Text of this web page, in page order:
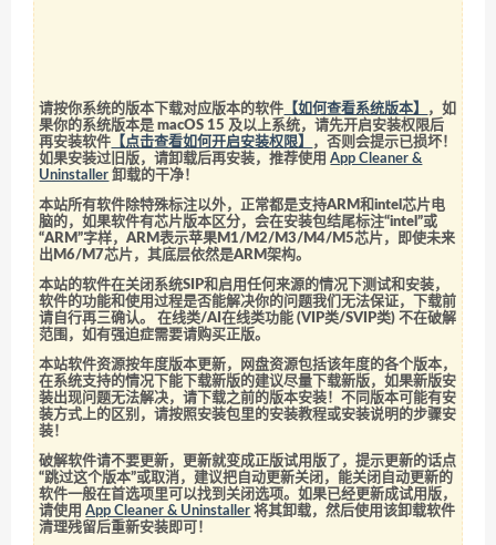
请按你系统的版本下载对应版本的软件 【如何查看系统版本】
，如
果你的系统版本是 macOS 15 及以上系统，请先开启安装权限后
再安装软件 【点击查看如何开启安装权限】
，否则会提示已损坏！
如果安装过旧版，请卸载后再安装，推荐使用App Cleaner &
Uninstaller 卸载的干净！
本站所有软件除特殊标注以外，正常都是支持ARM和intel芯片电
脑的，如果软件有芯片版本区分，会在安装包结尾标注“intel”或
“ARM”字样，ARM表示苹果M1/M2/M3/M4/M5芯片，即使未来
出M6/M7芯片，其底层依然是ARM架构。
本站的软件在关闭系统SIP和启用任何来源的情况下测试和安装，
软件的功能和使用过程是否能解决你的问题我们无法保证，下载前
请自行再三确认。 在线类/AI在线类功能 (VIP类/SVIP类) 不在破解
范围，如有强迫症需要请购买正版。
本站软件资源按年度版本更新，网盘资源包括该年度的各个版本，
在系统支持的情况下能下载新版的建议尽量下载新版，如果新版安
装出现问题无法解决，请下载之前的版本安装！不同版本可能有安
装方式上的区别，请按照安装包里的安装教程或安装说明的步骤安
装！
破解软件请不要更新，更新就变成正版试用版了，提示更新的话点
“跳过这个版本”或取消，建议把自动更新关闭，能关闭自动更新的
软件一般在首选项里可以找到关闭选项。如果已经更新成试用版，
请使用App Cleaner & Uninstaller 将其卸载，然后使用该卸载软件
清理残留后重新安装即可！